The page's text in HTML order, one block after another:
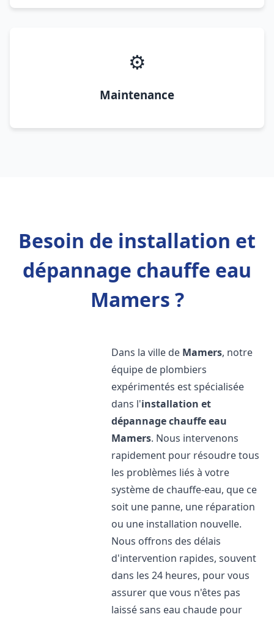
⚙️
Maintenance
Besoin de installation et
dépannage chauffe eau
Mamers ?
Dans la ville de Mamers, notre
équipe de plombiers
expérimentés est spécialisée
dans l'installation et
dépannage chauffe eau
Mamers. Nous intervenons
rapidement pour résoudre tous
les problèmes liés à votre
système de chauffe-eau, que ce
soit une panne, une réparation
ou une installation nouvelle.
Nous offrons des délais
d'intervention rapides, souvent
dans les 24 heures, pour vous
assurer que vous n'êtes pas
laissé sans eau chaude pour